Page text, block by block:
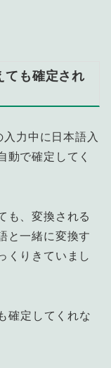
ても確定され
力中に日本語入
動で確定してく
も、変換される
と一緒に変換す
くりきていまし
確定してくれな